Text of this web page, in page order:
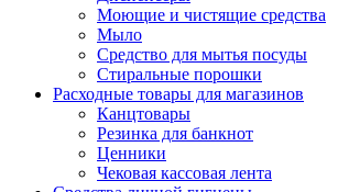
Моющие и чистящие средства
Мыло
Средство для мытья посуды
Стиральные порошки
Расходные товары для магазинов
Канцтовары
Резинка для банкнот
Ценники
Чековая кассовая лента